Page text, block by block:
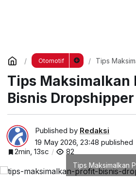
Otomotif
Tips
Tips Maksimalkan
Bisnis Dropshipper
Published by Redaksi
19 May 2026, 23:48 published
2min, 13sc
82
Tips Maksimalkan